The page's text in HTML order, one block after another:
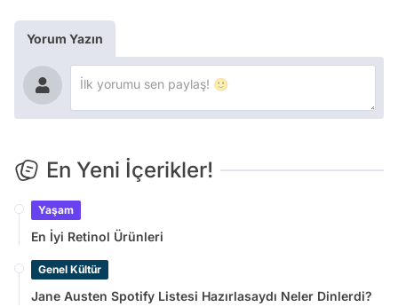
Yorum Yazın
En Yeni İçerikler!
Yaşam
En İyi Retinol Ürünleri
Genel Kültür
Jane Austen Spotify Listesi Hazırlasaydı Neler Dinlerdi?